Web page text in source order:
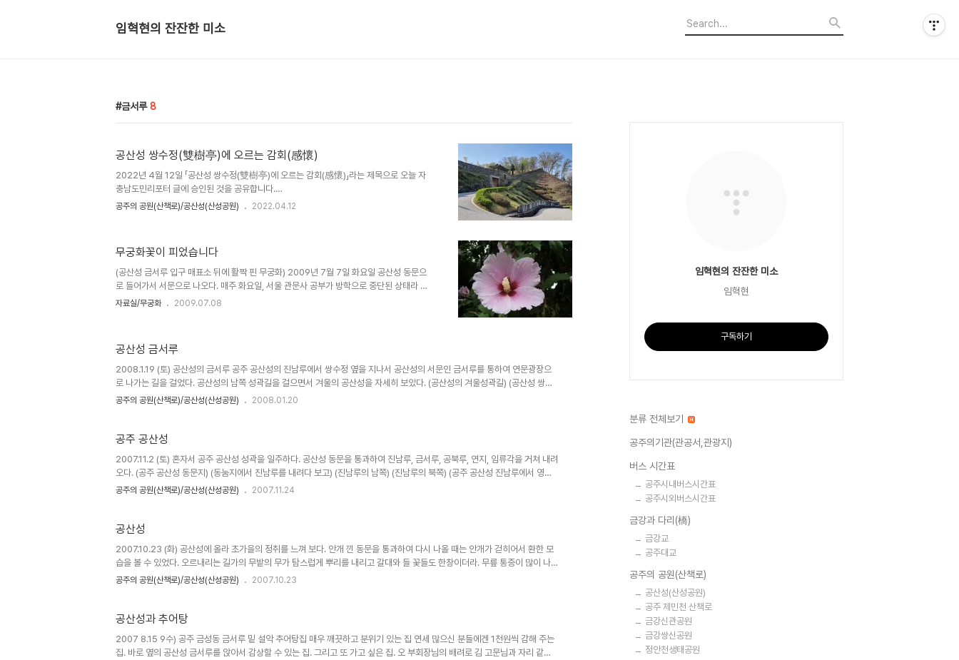
임혁현의 잔잔한 미소
금서루 8
공산성 쌍수정(雙樹亭)에 오르는 감회(感懷)
2022년 4월 12일 「공산성 쌍수정(雙樹亭)에 오르는 감회(感懷)」라는 제목으로 오늘 자
충남도민리포터 글에 승인된 것을 공유합니다.
http://www.chungnam.go.kr/media/media/articleView.do?
진 위주로 여기에 보완합니다. 공산성 금서루로 올라가서 진남루로 내려온 공산성 등반 내
용입니다. 공주 공산성은 나도 자주 오르내리던 곳이나 언덕길, 성곽을 오르는 길은 이제 좀
힘이 듭니다. 힘..
공주의 공원(산책로)/공산성(산성공원) 2022.04.12
무궁화꽃이 피었습니다
(공산성 금서루 입구 매표소 뒤에 활짝 핀 무궁화) 2009년 7월 7일 화요일 공산성 동문으
로 들어가서 서문으로 나오다. 매주 화요일, 서울 관문사 공부가 방학으로 중단된 상태라 마
음이 좀 한가하다. 오늘은 비가 그친 오후 식구와 같이 공산성에 올랐다. 비가 그친 뒤라서
자료실/무궁화 2009.07.08
공산성 금서루
2008.1.19 (토) 공산성의 금서루 공주 공산성의 진남루에서 쌍수정 옆을 지나서 공산성의 서문인 금서루를 통하여 연문광장으
로 나가는 길을 걸었다. 공산성의 남쪽 성곽길을 걸으면서 겨울의 공산성을 자세히 보았다. (공산성의 겨울성곽길) (공산성 쌍수
정 옆길. 오른쪽이 많이 패여 나갔다) (공산성 쌍..
공주의 공원(산책로)/공산성(산성공원) 2008.01.20
공주 공산성
2007.11.2 (토) 혼자서 공주 공산성 성곽을 일주하다. 공산성 동문을 통과하여 진남루, 금서루, 공북루, 연지, 임류각을 거쳐 내려
오다. (공주 공산성 동문지) (동눔지에서 진남루를 내려다 보고) (진남루의 남쪽) (진남루의 북쪽) (공주 공산성 진남루에서 영은
사가는 길을 보고) (쌍수정과 왕궁터) (공주 공..
공주의 공원(산책로)/공산성(산성공원) 2007.11.24
공산성
2007.10.23 (화) 공산성에 올라 초가을의 정취를 느껴 보다. 안개 낀 동문을 통과하여 다시 나올 때는 안개가 걷히어서 환한 모
습을 볼 수 있었다. 오르내리는 길가의 무밭의 무가 탐스럽게 뿌리를 내리고 갈대와 들 꽃들도 한창이더라. 무릎 통증이 많이 나
아진 부자의 걸음 걸이가 더욱 유연했으면 한다...
공주의 공원(산책로)/공산성(산성공원) 2007.10.23
공산성과 추어탕
2007 8.15 9수) 공주 금성동 금서루 밑 설악 추어탕집 매우 깨끗하고 분위기 있는 집 연세 많으신 분들에겐 1천원씩 감해 주는
집. 바로 옆의 공산성 금서루를 앉아서 감상할 수 있는 집. 그리고 또 가고 싶은 집. 오 부회장님의 배려로 김 고문님과 자리 같이.
임혁현의 잔잔한 미소
임혁현
구독하기
분류 전체보기
공주의기관(관공서,관광지)
버스 시간표
공주시내버스시간표
공주시외버스시간표
금강과 다리(橋)
금강교
공주대교
공주의 공원(산책로)
공산성(산성공원)
공주 제민천 산책로
금강신관공원
금강쌍신공원
정안천생태공원